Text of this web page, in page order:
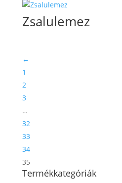
Zsalulemez
←
1
2
3
…
32
33
34
35
Termékkategóriák